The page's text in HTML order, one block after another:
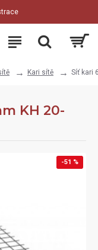
Kari sítě Síť kari
KH 20-
-51 %